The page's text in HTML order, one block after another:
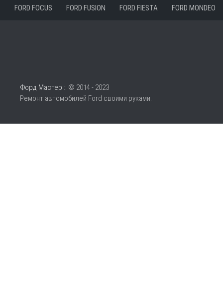
FORD FOCUS FORD FUSION FORD FIESTA FORD MONDEO
Форд Мастер :: © 2014 - 2023
Ремонт автомобилей Ford своими руками.